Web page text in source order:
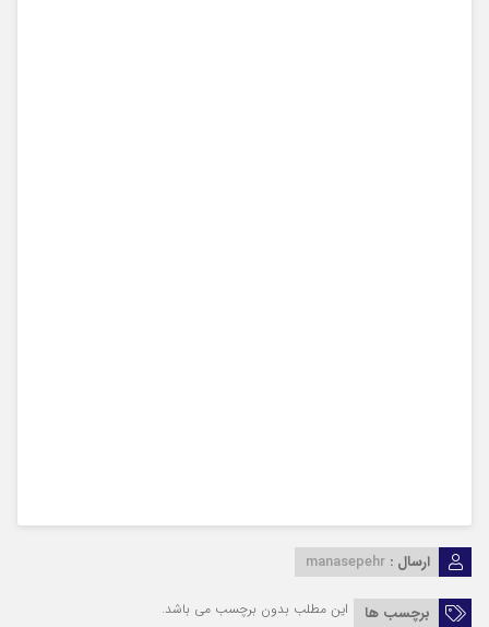
ارسال : manasepehr
برچسب ها این مطلب بدون برچسب می باشد.